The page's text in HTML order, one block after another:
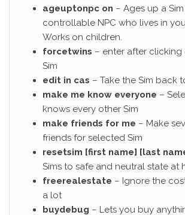
ageuptonpc on – Ages up a
controllable NPC who lives in
Works on children.
forcetwins – enter after
Sim
edit in cas – Take the Sim back
make me know everyone –
knows every other Sim
make friends for me – Make
friends for selected Sim
resetsim [first name] [last
Sims to safe and neutral state at
freerealestate – Ignore the
a lot
buydebug – Lets you buy